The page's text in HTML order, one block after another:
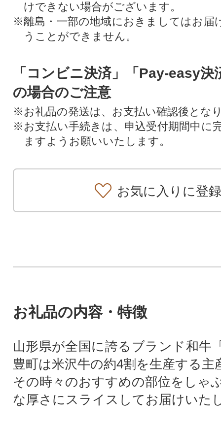
けできない場合がございます。
※離島・一部の地域におきましてはお届
うことができません。
「コンビニ決済」「Pay-easy決
の場合のご注意
※お礼品の発送は、お支払い確認後とな
※お支払い手続きは、申込受付期間中に
ますようお願いいたします。
お気に入りに登録
お礼品の内容・特徴
山形県が全国に誇るブランド和牛
豊町は米沢牛の約4割を生産する主
その時々のおすすめの部位をしゃ
な厚さにスライスしてお届けいた